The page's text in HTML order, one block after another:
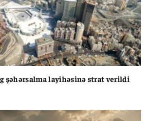
şəhərsalma layihəsinə strat verildi